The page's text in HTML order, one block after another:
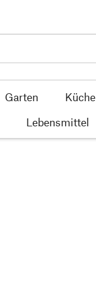
Garten Küche
Lebensmittel